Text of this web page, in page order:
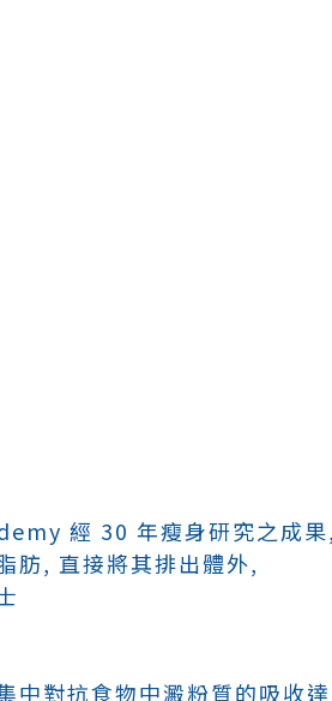
經 30 年瘦身研究之成
肪, 直接將其排出體外,
中對抗食物中澱粉質的吸收